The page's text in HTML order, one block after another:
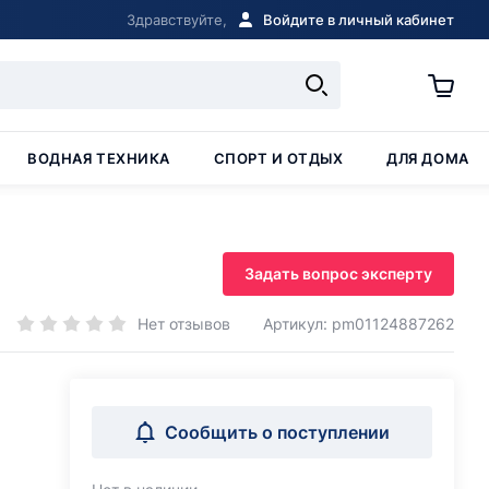
Здравствуйте, Войдите в личный кабинет
ВОДНАЯ ТЕХНИКА СПОРТ И ОТДЫХ ДЛЯ ДОМА
Задать вопрос эксперту
Нет отзывов Артикул: pm01124887262
Сообщить о поступлении